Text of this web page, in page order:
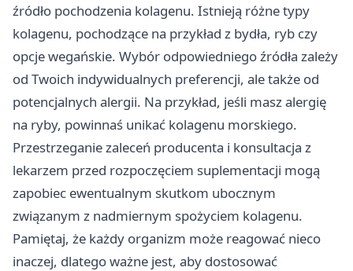
źródło pochodzenia kolagenu. Istnieją różne typy
kolagenu, pochodzące na przykład z bydła, ryb czy
opcje wegańskie. Wybór odpowiedniego źródła zależy
od Twoich indywidualnych preferencji, ale także od
potencjalnych alergii. Na przykład, jeśli masz alergię
na ryby, powinnaś unikać kolagenu morskiego.
Przestrzeganie zaleceń producenta i konsultacja z
lekarzem przed rozpoczęciem suplementacji mogą
zapobiec ewentualnym skutkom ubocznym
związanym z nadmiernym spożyciem kolagenu.
Pamiętaj, że każdy organizm może reagować nieco
inaczej, dlatego ważne jest, aby dostosować